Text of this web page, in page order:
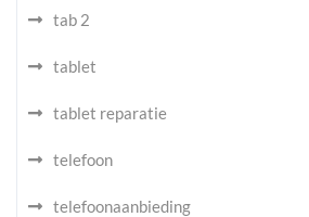
tab 2
tablet
tablet reparatie
telefoon
telefoonaanbieding